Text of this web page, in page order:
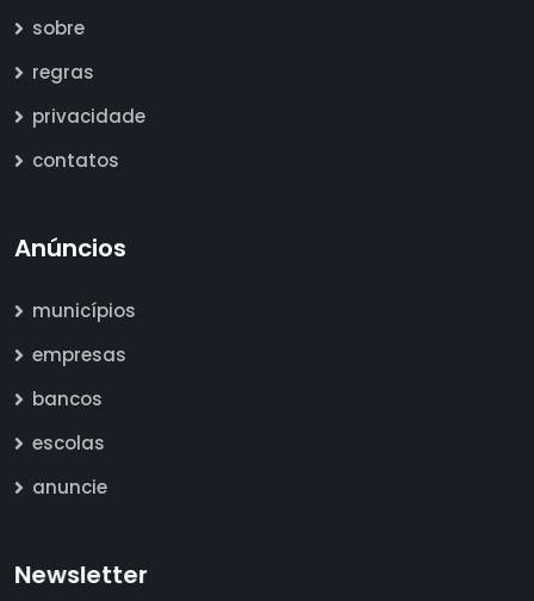
sobre
regras
privacidade
contatos
Anúncios
municípios
empresas
bancos
escolas
anuncie
Newsletter